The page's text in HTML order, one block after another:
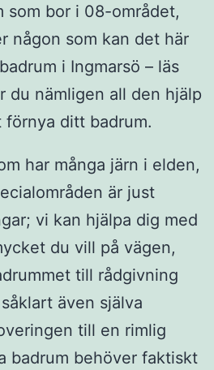
som bor i 08-området,
någon som kan det här
i Ingmarsö – läs
du nämligen all den hjälp
ditt badrum.
har många järn i elden,
är just
vi kan hjälpa dig med
du vill på vägen,
till rådgivning
även själva
till en rimlig
badrum behöver faktiskt